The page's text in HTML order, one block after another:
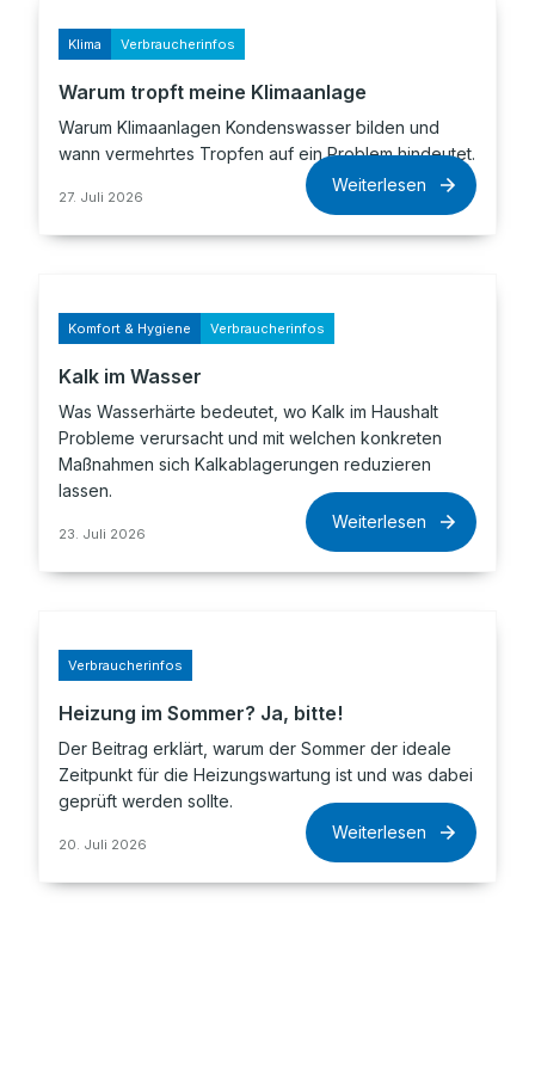
Klima Verbraucherinfos
Warum tropft meine Klimaanlage
Warum Klimaanlagen Kondenswasser bilden und
wann vermehrtes Tropfen auf ein Problem hindeutet.
27. Juli 2026
Weiterlesen
Komfort & Hygiene Verbraucherinfos
Kalk im Wasser
Was Wasserhärte bedeutet, wo Kalk im Haushalt
Probleme verursacht und mit welchen konkreten
Maßnahmen sich Kalkablagerungen reduzieren
lassen.
23. Juli 2026
Weiterlesen
Verbraucherinfos
Heizung im Sommer? Ja, bitte!
Der Beitrag erklärt, warum der Sommer der ideale
Zeitpunkt für die Heizungswartung ist und was dabei
geprüft werden sollte.
20. Juli 2026
Weiterlesen